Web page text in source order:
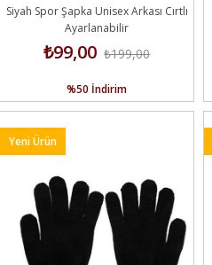
Siyah Spor Şapka Unisex Arkası Cırtlı
Ayarlanabilir
₺99,00 ₺199,00
%50 İndirim
Yeni Ürün